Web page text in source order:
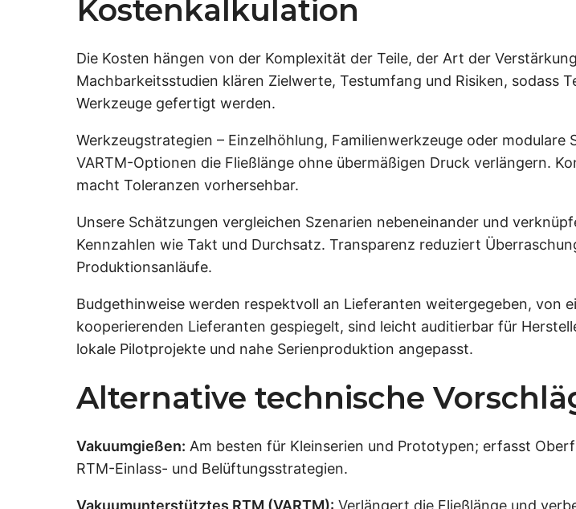
Kostenkalkulation
Die Kosten hängen von der Komplexität der Teile, der Art der
Machbarkeitsstudien klären Zielwerte, Testumfang und Risiken, sodass
Werkzeuge gefertigt werden.
Werkzeugstrategien – Einzelhöhlung, Familienwerkzeuge oder
VARTM-Optionen die Fließlänge ohne übermäßigen Druck verlängern.
macht Toleranzen vorhersehbar.
Unsere Schätzungen vergleichen Szenarien nebeneinander und
Kennzahlen wie Takt und Durchsatz. Transparenz reduziert
Produktionsanläufe.
Budgethinweise werden respektvoll an Lieferanten weitergegeben, von
kooperierenden Lieferanten gespiegelt, sind leicht auditierbar für
lokale Pilotprojekte und nahe Serienproduktion angepasst.
Alternative technische
Vakuumgießen: Am besten für Kleinserien und Prototypen; erfasst
RTM-Einlass- und Belüftungsstrategien.
Vakuumunterstütztes RTM (VARTM): Verlängert die Fließlänge und